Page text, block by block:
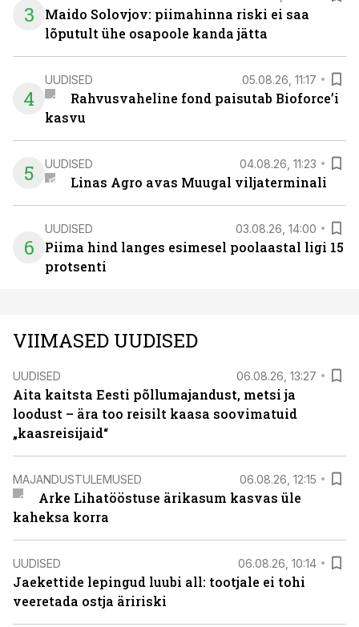
3
Maido Solovjov: piimahinna riski ei saa
lõputult ühe osapoole kanda jätta
4
UUDISED 05.08.26, 11:17
Rahvusvaheline fond paisutab Bioforce’i
kasvu
5 UUDISED 04.08.26, 11:23
Linas Agro avas Muugal viljaterminali
6
UUDISED 03.08.26, 14:00
Piima hind langes esimesel poolaastal ligi 15
protsenti
VIIMASED UUDISED
UUDISED 06.08.26, 13:27
Aita kaitsta Eesti põllumajandust, metsi ja
loodust – ära too reisilt kaasa soovimatuid
„kaasreisijaid“
MAJANDUSTULEMUSED 06.08.26, 12:15
Arke Lihatööstuse ärikasum kasvas üle
kaheksa korra
UUDISED 06.08.26, 10:14
Jaekettide lepingud luubi all: tootjale ei tohi
veeretada ostja äririski